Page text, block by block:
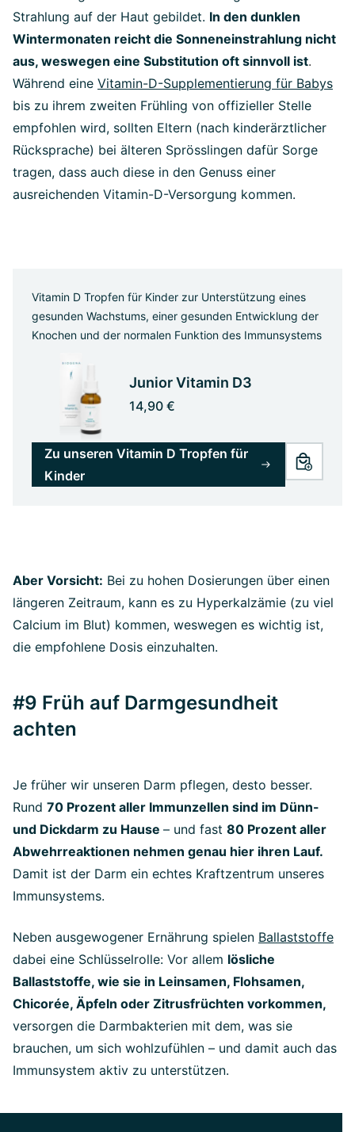
Strahlung auf der Haut gebildet. In den dunklen
Wintermonaten reicht die Sonneneinstrahlung nicht
aus, weswegen eine Substitution oft sinnvoll ist.
Während eine Vitamin-D-Supplementierung für Babys
bis zu ihrem zweiten Frühling von offizieller Stelle
empfohlen wird, sollten Eltern (nach kinderärztlicher
Rücksprache) bei älteren Sprösslingen dafür Sorge
tragen, dass auch diese in den Genuss einer
ausreichenden Vitamin-D-Versorgung kommen.
Vitamin D Tropfen für Kinder zur Unterstützung eines
gesunden Wachstums, einer gesunden Entwicklung der
Knochen und der normalen Funktion des Immunsystems
Junior Vitamin D3
14,90 €
Zu unseren Vitamin D Tropfen für
Kinder
Aber Vorsicht: Bei zu hohen Dosierungen über einen
längeren Zeitraum, kann es zu Hyperkalzämie (zu viel
Calcium im Blut) kommen, weswegen es wichtig ist,
die empfohlene Dosis einzuhalten.
#9 Früh auf Darmgesundheit
achten
Je früher wir unseren Darm pflegen, desto besser.
Rund 70 Prozent aller Immunzellen sind im Dünn-
und Dickdarm zu Hause – und fast 80 Prozent aller
Abwehrreaktionen nehmen genau hier ihren Lauf.
Damit ist der Darm ein echtes Kraftzentrum unseres
Immunsystems.
Neben ausgewogener Ernährung spielen Ballaststoffe
dabei eine Schlüsselrolle: Vor allem lösliche
Ballaststoffe, wie sie in Leinsamen, Flohsamen,
Chicorée, Äpfeln oder Zitrusfrüchten vorkommen,
versorgen die Darmbakterien mit dem, was sie
brauchen, um sich wohlzufühlen – und damit auch das
Immunsystem aktiv zu unterstützen.